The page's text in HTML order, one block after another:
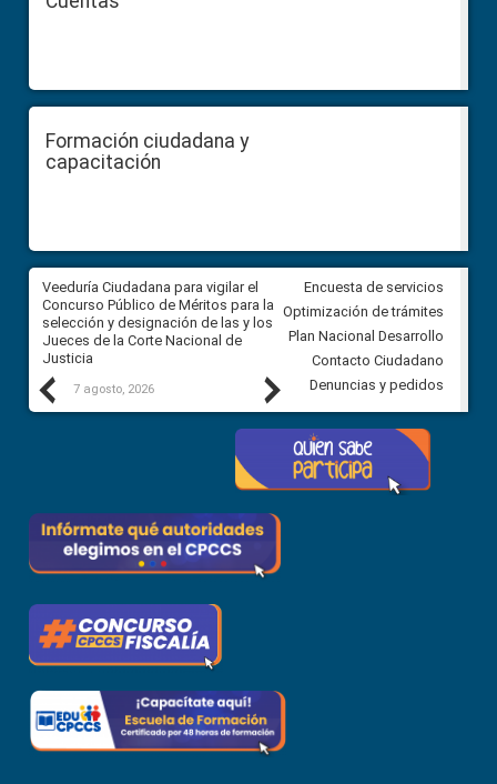
Formación ciudadana y
capacitación
Previous
Veeduría Ciudadana para vigilar el
Concurso Público de Méritos para la
selección y designación de las y los
Jueces de la Corte Nacional de
Justicia
7 agosto, 2026
Veeduría para realizar el
seguimiento de la gestión
Autónomo Descentralizado
parroquial rural de Calacalí
6 agosto, 2026
Next
Encuesta de servicios
Optimización de trámites
Plan Nacional Desarrollo
Contacto Ciudadano
Denuncias y pedidos